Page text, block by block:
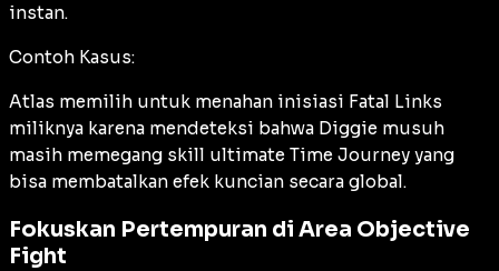
instan.
Contoh Kasus:
Atlas memilih untuk menahan inisiasi Fatal Links
miliknya karena mendeteksi bahwa Diggie musuh
masih memegang skill ultimate Time Journey yang
bisa membatalkan efek kuncian secara global.
Fokuskan Pertempuran di Area Objective
Fight